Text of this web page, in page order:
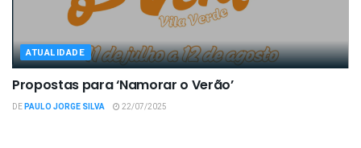
ATUALIDADE
Propostas para ‘Namorar o Verão’
DEPAULO JORGE SILVA 22/07/2025